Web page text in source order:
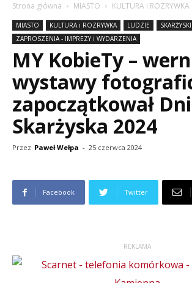
Strona główna MIASTO KULTURA i ROZRYWKA
MIASTO KULTURA i ROZRYWKA LUDZIE
ZAPROSZENIA - IMPREZY i WYDARZENIA
MY KobieTy –
wystawy
zapoczątkował Dni
Skarżyska 2024
Przez Paweł Wełpa - 25 czerwca 2024
Facebook Twitter
REKLAMA